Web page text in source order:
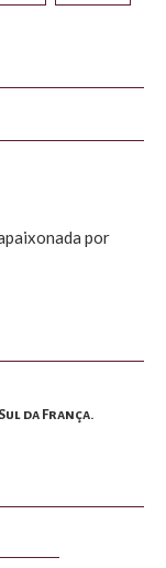
por
da França.